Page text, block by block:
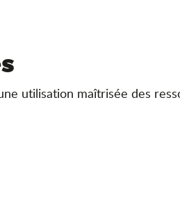
utilisation maîtrisée des